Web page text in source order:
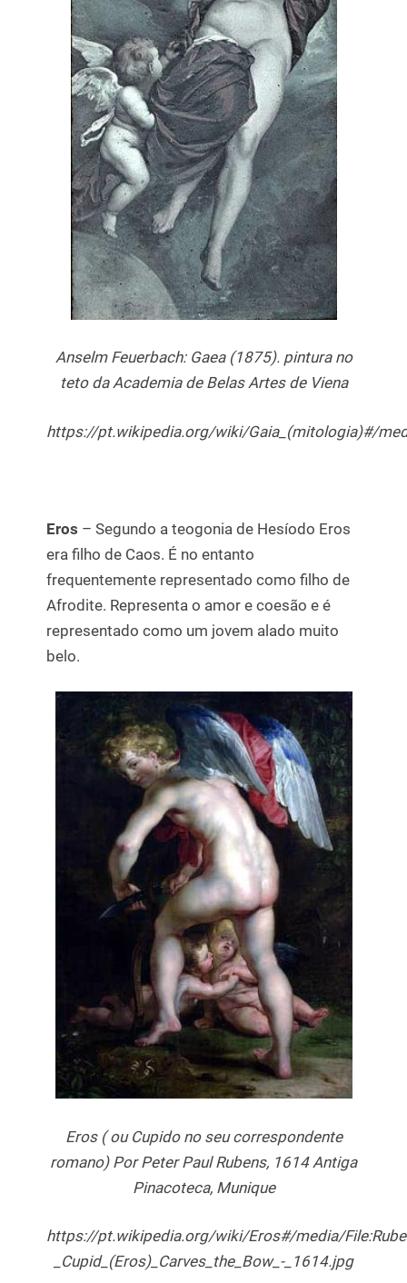
Anselm Feuerbach: Gaea (1875). pintura no
teto da Academia de Belas Artes de Viena
https://pt.wikipedia.org/wiki/Gaia_(mitologia)#/
Eros – Segundo a teogonia de Hesíodo Eros
era filho de Caos. É no entanto
frequentemente representado como filho de
Afrodite. Representa o amor e coesão e é
representado como um jovem alado muito
belo.
Eros ( ou Cupido no seu correspondente
romano) Por Peter Paul Rubens, 1614 Antiga
Pinacoteca, Munique
https://pt.wikipedia.org/wiki/Eros#/media/
_Cupid_(Eros)_Carves_the_Bow_-_1614.jpg